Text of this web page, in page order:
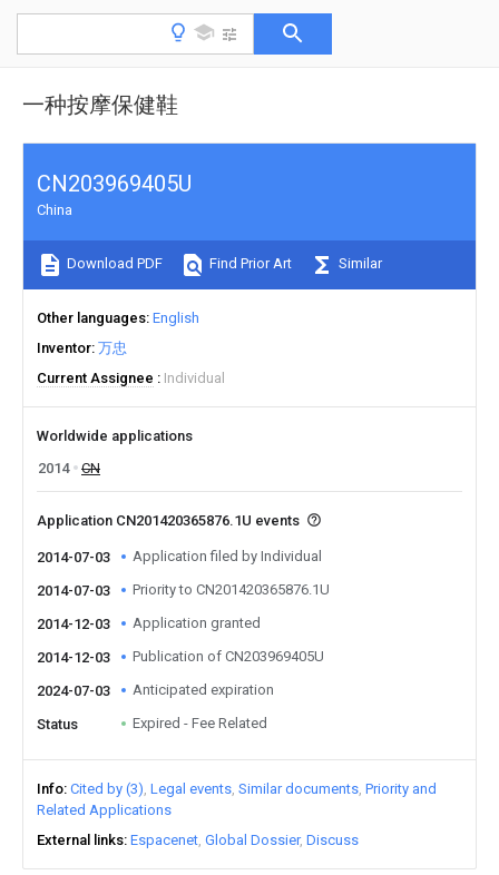
一种按摩保健鞋
CN203969405U
China
Download PDF Find Prior Art Similar
Other languages English
Inventor 万忠
Current Assignee
Individual
Worldwide applications
2014
CN
Application CN201420365876.1U events
2014-07-03 Application filed by Individual
2014-07-03 Priority to CN201420365876.1U
2014-12-03 Application granted
2014-12-03 Publication of CN203969405U
2024-07-03 Anticipated expiration
Status Expired - Fee Related
Info Cited by (3) Legal events Similar documents Priority and
Related Applications
External links Espacenet Global Dossier Discuss